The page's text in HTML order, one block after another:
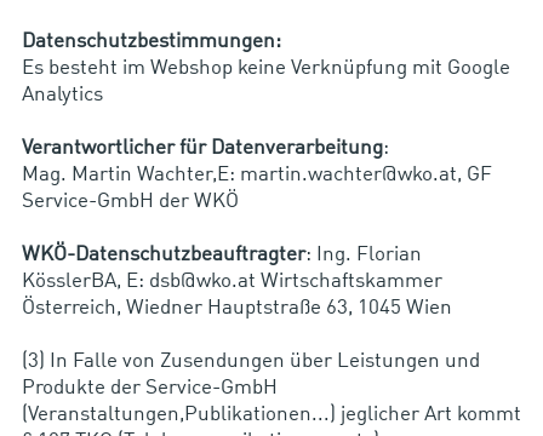
Datenschutzbestimmungen:
Es besteht im Webshop keine Verknüpfung mit Google
Analytics
Verantwortlicher für Datenverarbeitung:
Mag. Martin Wachter,E: martin.wachter@wko.at, GF
Service-GmbH der WKÖ
WKÖ-Datenschutzbeauftragter: Ing. Florian
KösslerBA, E: dsb@wko.at Wirtschaftskammer
Österreich, Wiedner Hauptstraße 63, 1045 Wien
(3) In Falle von Zusendungen über Leistungen und
Produkte der Service-GmbH
(Veranstaltungen,Publikationen...) jeglicher Art kommt